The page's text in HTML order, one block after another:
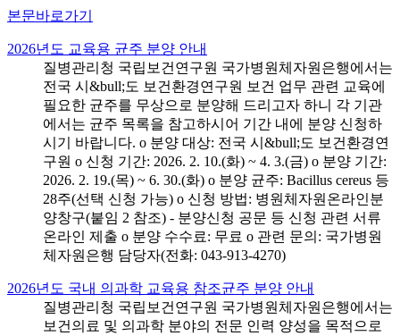
본문바로가기
2026년도 교육용 균주 분양 안내
질병관리청 국립보건연구원 국가병원체자원은행에서는
전국 시&bull;도 보건환경연구원 보건 업무 관련 교육에
필요한 균주를 무상으로 분양해 드리고자 하니 각 기관
에서는 균주 목록을 참고하시어 기간 내에 분양 신청하
시기 바랍니다. o 분양 대상: 전국 시&bull;도 보건환경연
구원 o 신청 기간: 2026. 2. 10.(화) ~ 4. 3.(금) o 분양 기간:
2026. 2. 19.(목) ~ 6. 30.(화) o 분양 균주: Bacillus cereus 등
28주(선택 신청 가능) o 신청 방법: 병원체자원온라인분
양창구(붙임 2 참조) - 분양신청 공문 등 신청 관련 서류
온라인 제출 o 분양 수수료: 무료 o 관련 문의: 국가병원
체자원은행 담당자(전화: 043-913-4270)
2026년도 국내 의과학 교육용 참조균주 분양 안내
질병관리청 국립보건연구원 국가병원체자원은행에서는
보건의료 및 의과학 분야의 전문 인력 양성을 목적으로